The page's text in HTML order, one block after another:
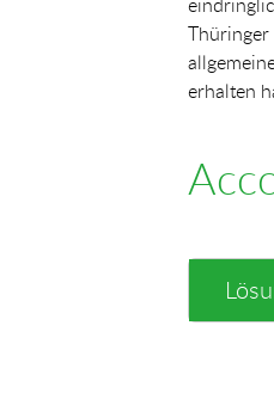
erhalten